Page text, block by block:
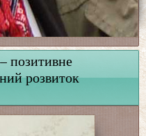
розвиток